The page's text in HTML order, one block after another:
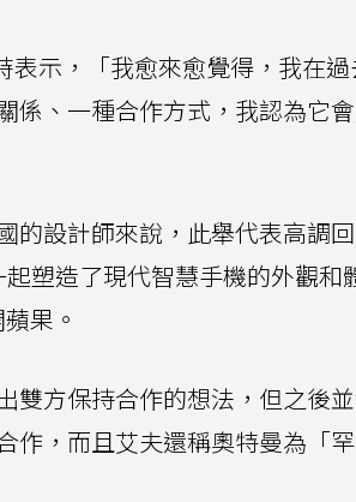
表示，「我愈來愈覺得，我在
係、一種合作方式，我認為它
的設計師來說，此舉代表高調
起塑造了現代智慧手機的外觀和
果。
方保持合作的想法，但之後
，而且艾夫還稱奧特曼為「